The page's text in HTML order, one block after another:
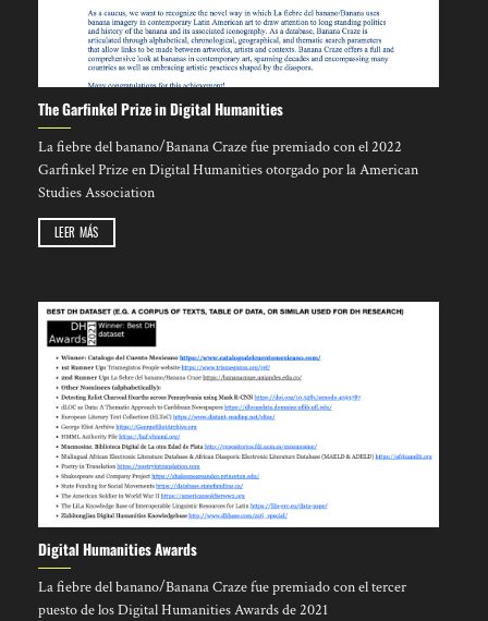
The Garfinkel Prize in Digital Humanities
La fiebre del banano/Banana Craze fue premiado con el 2022
Garfinkel Prize en Digital Humanities otorgado por la American
Studies Association
LEER MÁS
Digital Humanities Awards
La fiebre del banano/Banana Craze fue premiado con el tercer
puesto de los Digital Humanities Awards de 2021